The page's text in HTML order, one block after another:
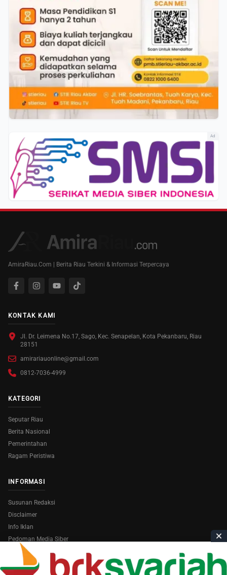
Ad
AmiraRiau.Com | Berita Riau Terkini & Informasi Terpercaya
KONTAK KAMI
Jl. Dr. Leimena No.17, Sago, Kec. Senapelan, Kota Pekanbaru, Riau
28151
amirariauonline@gmail.com
0812-7036-4999
KATEGORI
Seputar Riau
Berita Nasional
Pemerintahan
Ragam Peristiwa
INFORMASI
Susunan Redaksi
Disclaimer
Info Iklan
Pedoman Media Siber